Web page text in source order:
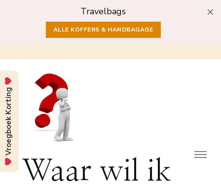
Travelbags
ALLE KOFFERS & HANDBAGAGE
Waar wil ik
Vroegboek Korting